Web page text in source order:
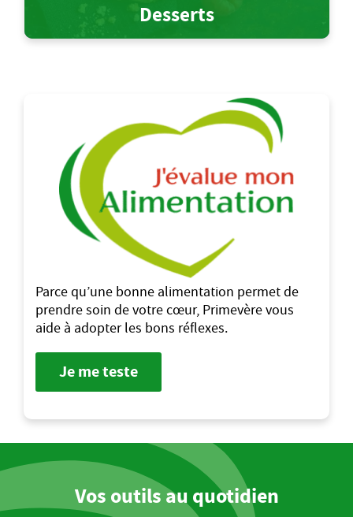
Desserts
Parce qu’une bonne alimentation permet de
prendre soin de votre cœur, Primevère vous
aide à adopter les bons réflexes.
Je me teste
Vos outils au quotidien